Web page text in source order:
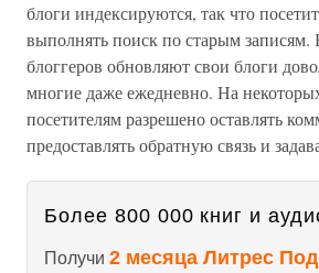
блоги индексируются, так что
выполнять поиск по старым записям.
блоггеров обновляют свои блоги
многие даже ежедневно. На
посетителям разрешено оставлять
предоставлять обратную связь и
Более 800 000 книг и
Получи 2 месяца Литрес